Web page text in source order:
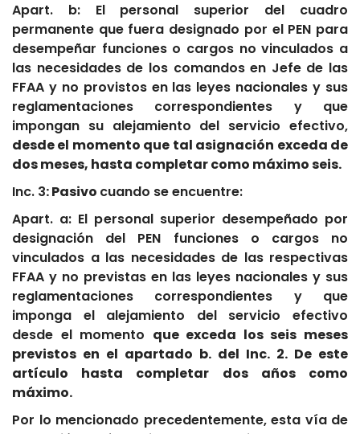
Apart. b: El personal superior del cuadro
permanente que fuera designado por el PEN para
desempeñar funciones o cargos no vinculados a
las necesidades de los comandos en Jefe de las
FFAA y no provistos en las leyes nacionales y sus
reglamentaciones correspondientes y que
impongan su alejamiento del servicio efectivo,
desde el momento que tal asignación exceda de
dos meses, hasta completar como máximo seis.
Inc. 3: Pasivo cuando se encuentre:
Apart. a: El personal superior desempeñado por
designación del PEN funciones o cargos no
vinculados a las necesidades de las respectivas
FFAA y no previstas en las leyes nacionales y sus
reglamentaciones correspondientes y que
imponga el alejamiento del servicio efectivo
desde el momento que exceda los seis meses
previstos en el apartado b. del Inc. 2. De este
artículo hasta completar dos años como
máximo.
Por lo mencionado precedentemente, esta vía de